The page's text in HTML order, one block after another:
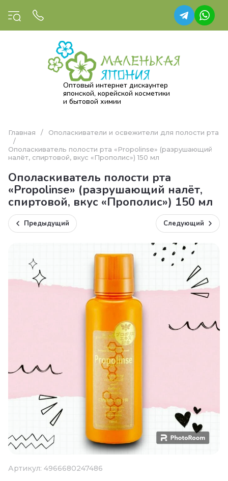
Оптовый интернет дискаунтер
японской, корейской косметики
и бытовой химии
Главная /
Ополаскиватели и освежители для полости рта
/
Ополаскиватель полости рта «Propolinse» (разрушающий
налёт, спиртовой, вкус «Прополис») 150 мл
Ополаскиватель полости рта
«Propolinse» (разрушающий налёт,
спиртовой, вкус «Прополис») 150 мл
Предыдущий Следующий
Артикул: 4966680247486